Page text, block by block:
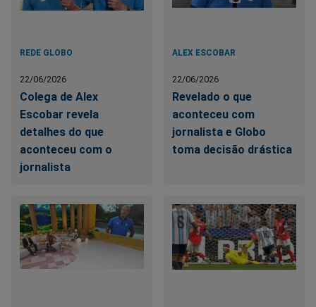
REDE GLOBO
22/06/2026
Colega de Alex
Escobar revela
detalhes do que
aconteceu com o
jornalista
ALEX ESCOBAR
22/06/2026
Revelado o que
aconteceu com
jornalista e Globo
toma decisão drástica